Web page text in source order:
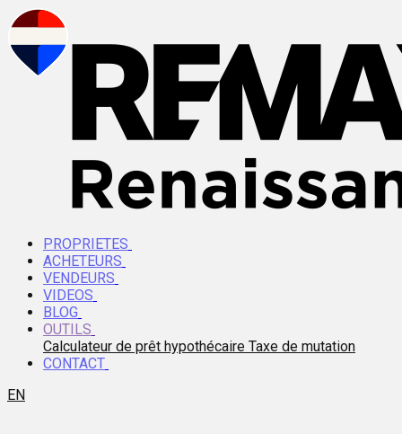
PROPRIETES
ACHETEURS
VENDEURS
VIDEOS
BLOG
OUTILS
Calculateur de prêt hypothécaire Taxe de mutation
CONTACT
EN